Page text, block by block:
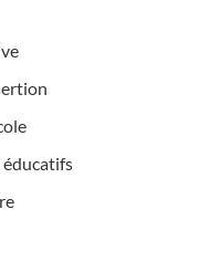
éducatifs